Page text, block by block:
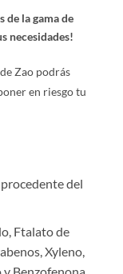
de la gama de
necesidades!
de Zao podrás
en riesgo tu
del
Ftalato de
Xyleno,